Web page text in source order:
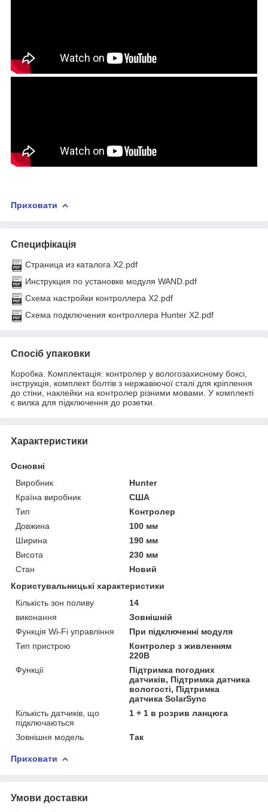
Приховати
Специфікація
Страница из каталога Х2.pdf
Инструкция по установке модуля WAND.pdf
Схема настройки контроллера Х2.pdf
Схема подключения контроллера Hunter X2.pdf
Спосіб упаковки
Коробка. Комплектація: контролер у вологозахисному боксі,
інструкція, комплект болтів з нержавіючої сталі для кріплення
до стіни, наклейки на контролер різними мовами. У комплекті
є вилка для підключення до розетки.
Характеристики
Основні
Виробник
Hunter
Країна виробник
США
Тип
Контролер
Довжина
100 мм
Ширина
190 мм
Висота
230 мм
Стан
Новий
Користувальницькі характеристики
Кількість зон поливу
14
виконання
Зовнішній
Функція Wi-Fi управління
При підключенні модуля
Тип пристрою
Контролер з живленням
220В
Функції
Підтримка погодних
датчиків, Підтримка датчика
вологості, Підтримка
датчика SolarSync
Кількість датчиків, що
підключаються
1 + 1 в розрив ланцюга
Зовнішня модель Так
Приховати
Умови доставки